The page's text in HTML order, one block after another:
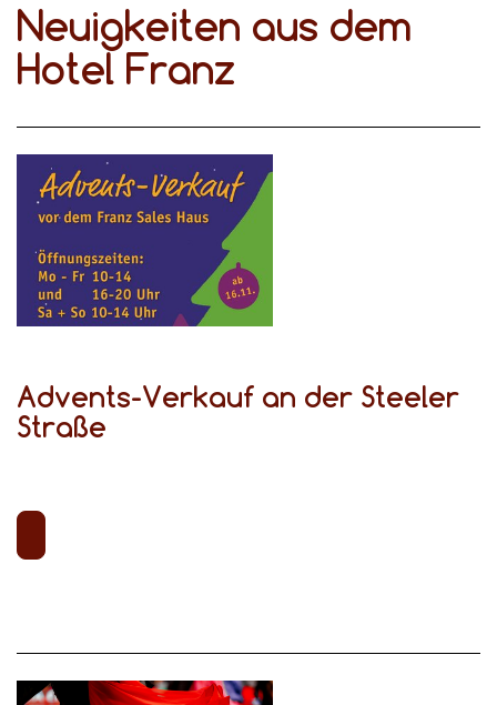
Neuigkeiten aus dem
Hotel Franz
Advents-Verkauf an der Steeler
Straße